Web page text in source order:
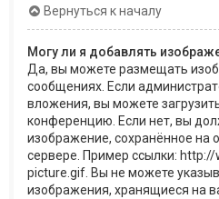
Вернуться к началу
Могу ли я добавлять
Да, вы можете размещать
сообщениях. Если
вложения, вы можете
конференцию. Если нет, вы
изображение, сохранённое на
сервере. Пример ссылки:
picture.gif. Вы не можете
изображения, хранящиеся на